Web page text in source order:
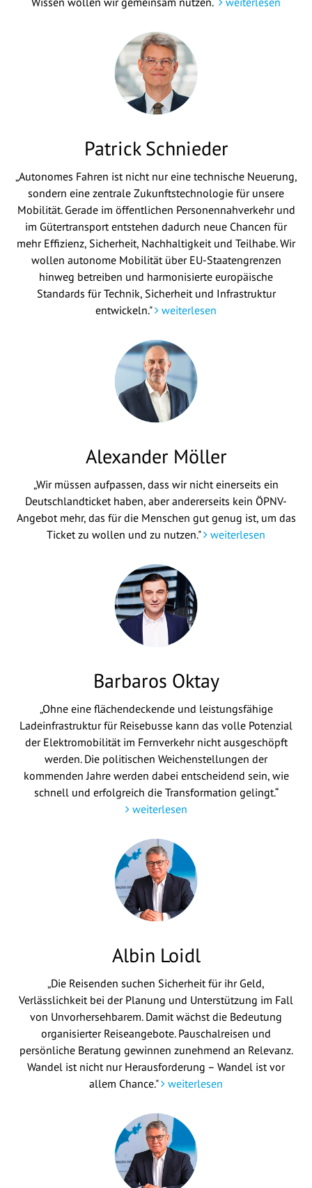
Patrick Schnieder
„Autonomes Fahren ist nicht nur eine technische Neuerung,
sondern eine zentrale Zukunftstechnologie für unsere
Mobilität. Gerade im öffentlichen Personennahverkehr und
im Gütertransport entstehen dadurch neue Chancen für
mehr Effizienz, Sicherheit, Nachhaltigkeit und Teilhabe. Wir
wollen autonome Mobilität über EU-Staatengrenzen
hinweg betreiben und harmonisierte europäische
Standards für Technik, Sicherheit und Infrastruktur
entwickeln."
weiterlesen
Alexander Möller
„Wir müssen aufpassen, dass wir nicht einerseits ein
Deutschlandticket haben, aber andererseits kein ÖPNV-
Angebot mehr, das für die Menschen gut genug ist, um das
Ticket zu wollen und zu nutzen."
weiterlesen
Barbaros Oktay
„Ohne eine flächendeckende und leistungsfähige
Ladeinfrastruktur für Reisebusse kann das volle Potenzial
der Elektromobilität im Fernverkehr nicht ausgeschöpft
werden. Die politischen Weichenstellungen der
kommenden Jahre werden dabei entscheidend sein, wie
schnell und erfolgreich die Transformation gelingt.“
weiterlesen
Albin Loidl
„Die Reisenden suchen Sicherheit für ihr Geld,
Verlässlichkeit bei der Planung und Unterstützung im Fall
von Unvorhersehbarem. Damit wächst die Bedeutung
organisierter Reiseangebote. Pauschalreisen und
persönliche Beratung gewinnen zunehmend an Relevanz.
Wandel ist nicht nur Herausforderung – Wandel ist vor
allem Chance."
weiterlesen